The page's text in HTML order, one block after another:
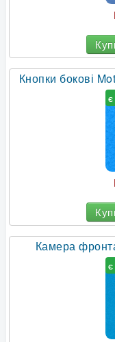
Кнопки бокові
Є
Камера
Є